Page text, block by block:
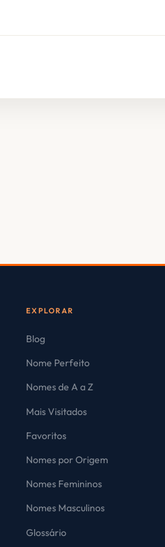
EXPLORAR
Blog
Nome Perfeito
Nomes de A a Z
Mais Visitados
Favoritos
Nomes por Origem
Nomes Femininos
Nomes Masculinos
Glossário